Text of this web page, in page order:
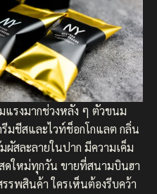
รงมากช่วงหลัง ๆ ตัวขนม
มชีสและไวท์ช็อกโกแลต กลิ่น
สละลายในปาก มีความเค็ม
ใหม่ทุกวัน ขายที่สนามบินฮา
รพสินค้า ใครเห็นต้องรีบคว้า